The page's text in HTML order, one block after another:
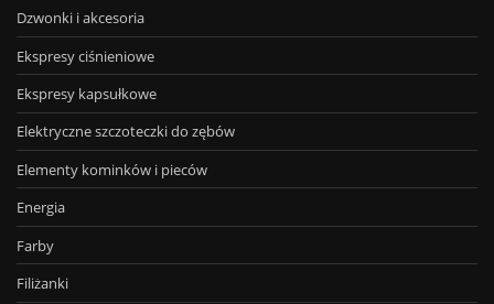
Dzwonki i akcesoria
Ekspresy ciśnieniowe
Ekspresy kapsułkowe
Elektryczne szczoteczki do zębów
Elementy kominków i pieców
Energia
Farby
Filiżanki